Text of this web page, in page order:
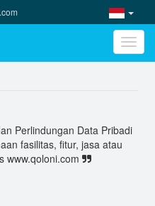
Toggle
Perlindungan Data Pribadi
fasilitas, fitur, jasa atau
www.qoloni.com